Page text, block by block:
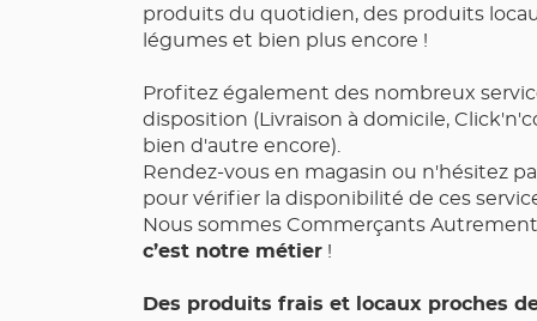
produits du quotidien, des produits
légumes et bien plus encore !
Profitez également des nombreux
disposition (Livraison à domicile,
bien d'autre encore).
Rendez-vous en magasin ou n'hésitez
pour vérifier la disponibilité de ces
Nous sommes Commerçants
c’est notre métier !
Des produits frais et locaux proches